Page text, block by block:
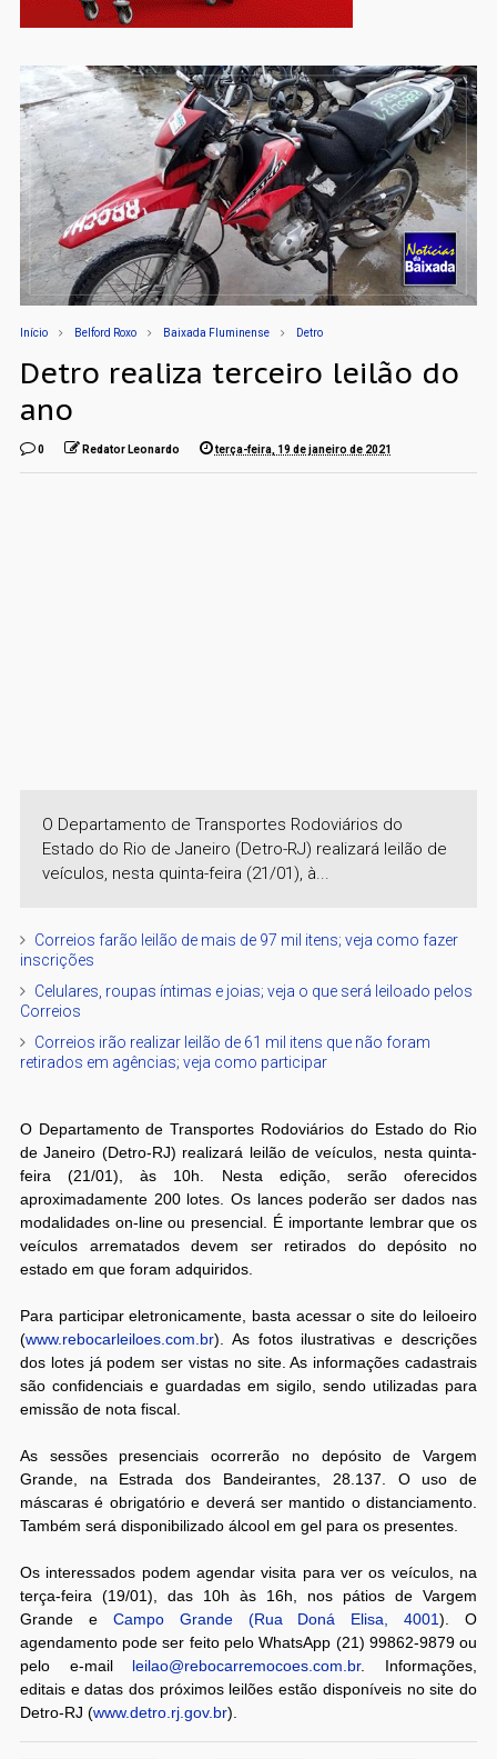
Início Belford Roxo Baixada Fluminense Detro
Detro realiza terceiro leilão do
ano
0 Redator Leonardo terça-feira, 19 de janeiro de 2021
O Departamento de Transportes Rodoviários do
Estado do Rio de Janeiro (Detro-RJ) realizará leilão de
veículos, nesta quinta-feira (21/01), à...
Correios farão leilão de mais de 97 mil itens; veja como fazer
inscrições
Celulares, roupas íntimas e joias; veja o que será leiloado pelos
Correios
Correios irão realizar leilão de 61 mil itens que não foram
retirados em agências; veja como participar
O Departamento de Transportes Rodoviários do Estado do Rio
de Janeiro (Detro-RJ) realizará leilão de veículos, nesta quinta-
feira (21/01), às 10h. Nesta edição, serão oferecidos
aproximadamente 200 lotes. Os lances poderão ser dados nas
modalidades on-line ou presencial. É importante lembrar que os
veículos arrematados devem ser retirados do depósito no
estado em que foram adquiridos.
Para participar eletronicamente, basta acessar o site do leiloeiro
(www.rebocarleiloes.com.br). As fotos ilustrativas e descrições
dos lotes já podem ser vistas no site. As informações cadastrais
são confidenciais e guardadas em sigilo, sendo utilizadas para
emissão de nota fiscal.
As sessões presenciais ocorrerão no depósito de Vargem
Grande, na Estrada dos Bandeirantes, 28.137. O uso de
máscaras é obrigatório e deverá ser mantido o distanciamento.
Também será disponibilizado álcool em gel para os presentes.
Os interessados podem agendar visita para ver os veículos, na
terça-feira (19/01), das 10h às 16h, nos pátios de Vargem
Grande e Campo Grande (Rua Doná Elisa, 4001). O
agendamento pode ser feito pelo WhatsApp (21) 99862-9879 ou
pelo e-mail leilao@rebocarremocoes.com.br. Informações,
editais e datas dos próximos leilões estão disponíveis no site do
Detro-RJ (www.detro.rj.gov.br).